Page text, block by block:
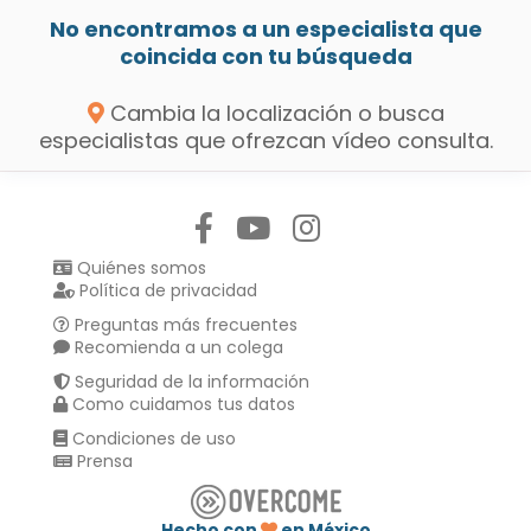
No encontramos a un especialista que
coincida con tu búsqueda
Cambia la localización o busca
especialistas que ofrezcan vídeo consulta.
Quiénes somos
Política de privacidad
Preguntas más frecuentes
Recomienda a un colega
Seguridad de la información
Como cuidamos tus datos
Condiciones de uso
Prensa